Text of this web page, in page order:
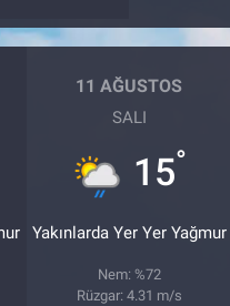
11 AĞUSTOS
SALI
15°
Yakınlarda Yer Yer Yağmur
Nem: %72
Rüzgar: 4.31 m/s